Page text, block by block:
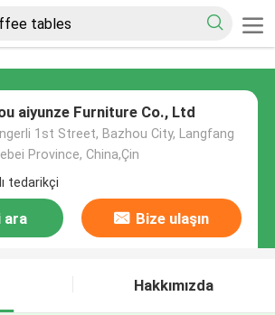
aiyunze Furniture Co., Ltd
1st Street, Bazhou City, Langfang
Province, China,Çin
tedarikçi
ara Bize ulaşın
Hakkımızda